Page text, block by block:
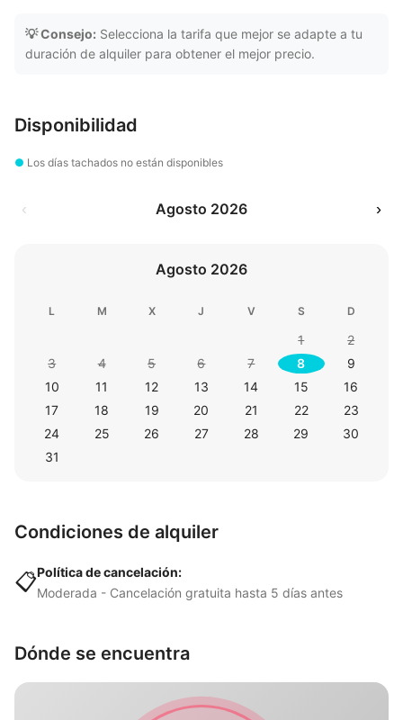
💡 Consejo: Selecciona la tarifa que mejor se adapte a tu
duración de alquiler para obtener el mejor precio.
Disponibilidad
● Los días tachados no están disponibles
‹ Agosto 2026 ›
Agosto 2026
L M X J V S D
1
2
3
4 5 6 7 8
9
10
11 12 13 14 15
16
17
18 19 20 21 22
23
24
25 26 27 28 29
30
31
Condiciones de alquiler
📋Política de cancelación:
Moderada - Cancelación gratuita hasta 5 días antes
Dónde se encuentra